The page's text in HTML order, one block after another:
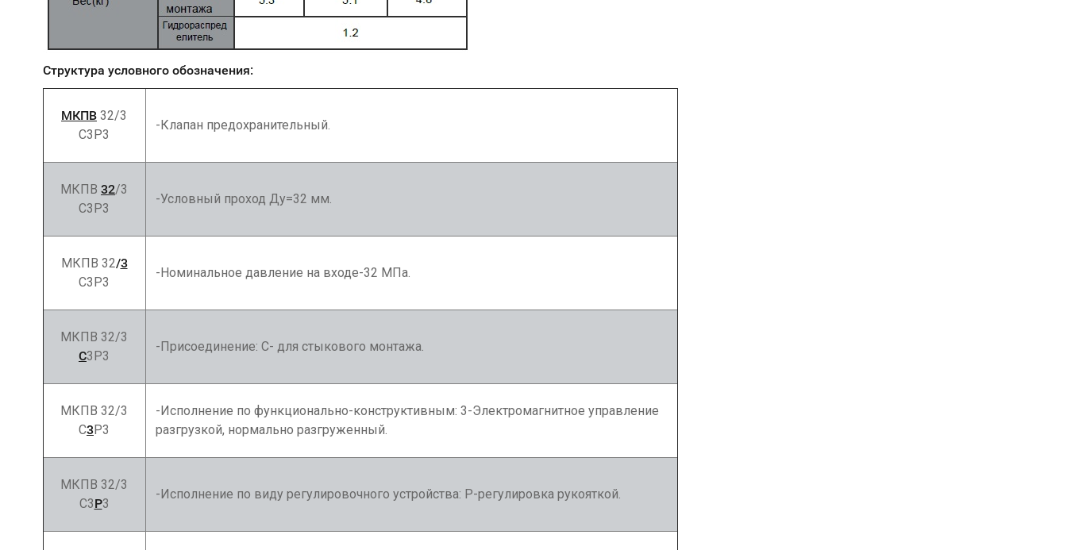
Структура условного обозначения:
МКПВ 32/3
С3Р3
-Клапан предохранительный.
МКПВ 32/3
С3Р3
-Условный проход Ду=32 мм.
МКПВ 32/3
С3Р3
-Номинальное давление на входе-32 МПа.
МКПВ 32/3
С3Р3
-Присоединение: С- для стыкового монтажа.
МКПВ 32/3
С3Р3
-Исполнение по функционально-конструктивным: 3-Электромагнитное управление
разгрузкой, нормально разгруженный.
МКПВ 32/3
С3Р3
-Исполнение по виду регулировочного устройства: Р-регулировка рукояткой.